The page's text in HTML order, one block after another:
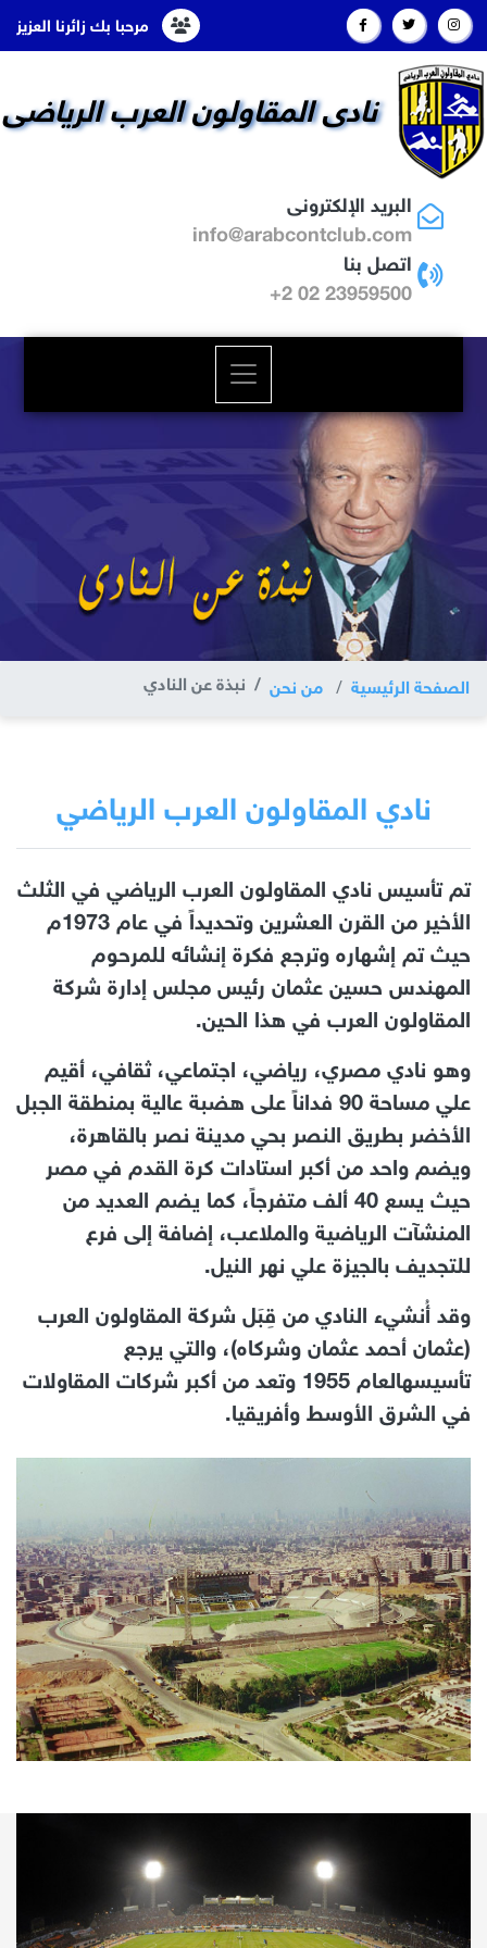
نادى المقاولون العرب الرياضى
البريد الإلكترونى
info@arabcontclub.com
اتصل بنا
23959500 02 2+
الصفحة الرئيسية من نحن نبذة عن النادي
نادي المقاولون العرب الرياضي
تم تأسيس نادي المقاولون العرب الرياضي في الثلث
الأخير من القرن العشرين وتحديداً في عام 1973م
حيث تم إشهاره وترجع فكرة إنشائه للمرحوم
المهندس حسين عثمان رئيس مجلس إدارة شركة
المقاولون العرب في هذا الحين.
وهو نادي مصري، رياضي، اجتماعي، ثقافي، أقيم
علي مساحة 90 فداناً على هضبة عالية بمنطقة الجبل
الأخضر بطريق النصر بحي مدينة نصر بالقاهرة،
ويضم واحد من أكبر استادات كرة القدم في مصر
حيث يسع 40 ألف متفرجاً، كما يضم العديد من
المنشآت الرياضية والملاعب، إضافة إلى فرع
للتجديف بالجيزة علي نهر النيل.
وقد أُنشيء النادي من قِبَل شركة المقاولون العرب
(عثمان أحمد عثمان وشركاه)، والتي يرجع
تأسيسهالعام 1955 وتعد من أكبر شركات المقاولات
في الشرق الأوسط وأفريقيا.